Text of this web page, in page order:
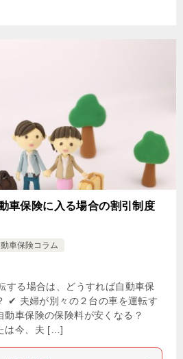
車保険に入る場合の割引制度
車保険コラム
する場合は、どうすれば自動車保
✔ 夫婦が別々の２台の車を運転す
動車保険の保険料が安くなる？
は今、夫 […]